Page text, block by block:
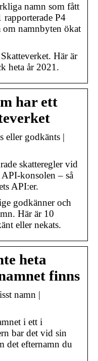
namn som fått
P4
namnbyten ökat
Här är
heta år 2021.
har ett
eller godkänts |
skatteregler vid
konsolen – så
API:er.
godkänner och
Här är 10
eller nekats.
heta
finns
namn |
i ett i
bar det vid sin
det efternamn du